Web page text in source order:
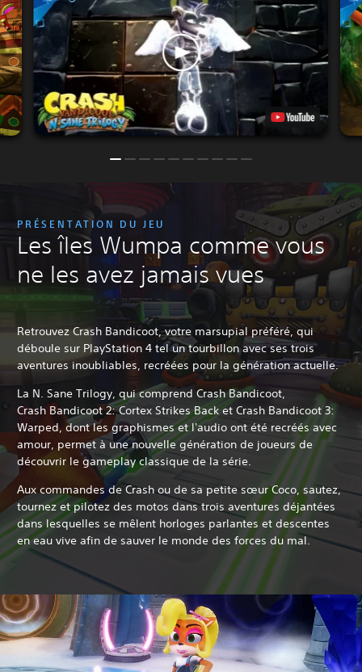
PRÉSENTATION DU JEU
Les îles Wumpa comme vous
ne les avez jamais vues
Retrouvez Crash Bandicoot, votre marsupial préféré, qui
déboule sur PlayStation 4 tel un tourbillon avec ses trois
aventures inoubliables, recréées pour la génération actuelle.
La N. Sane Trilogy, qui comprend Crash Bandicoot,
Crash Bandicoot 2: Cortex Strikes Back et Crash Bandicoot 3:
Warped, dont les graphismes et l'audio ont été recréés avec
amour, permet à une nouvelle génération de joueurs de
découvrir le gameplay classique de la série.
Aux commandes de Crash ou de sa petite sœur Coco, sautez,
tournez et pilotez des motos dans trois aventures déjantées
dans lesquelles se mêlent horloges parlantes et descentes
en eau vive afin de sauver le monde des forces du mal.